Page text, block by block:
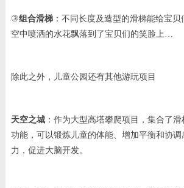
③组合滑梯：不同长度及造型的滑梯能给宝贝
空中喷洒的水花飘落到了宝贝们的笑脸上…
除此之外，儿童公园还有其他游玩项目
天空之城：作为大型高塔攀爬项目，集合了
功能，可以锻炼儿童的体能、增加平衡和协
力，促进大脑开发。